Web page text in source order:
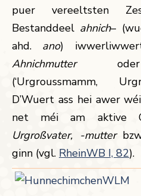
puer vereeltsten
Bestanddeel ahnich–
ahd. ano)
Ahnichmutter
(‘Urgroussmamm,
D’Wuert ass hei awer
net méi am aktive
Urgroßvater, -mutter
ginn (vgl. RheinWB I, 82).